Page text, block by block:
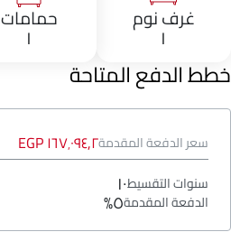
غرف نوم
١
حمامات
١
خطط الدفع المتاحة
سعر الدفعة المقدمة١٦٧٬٠٩٤٫٢ EGP
سنوات التقسيط١٠
الدفعة المقدمة٥%